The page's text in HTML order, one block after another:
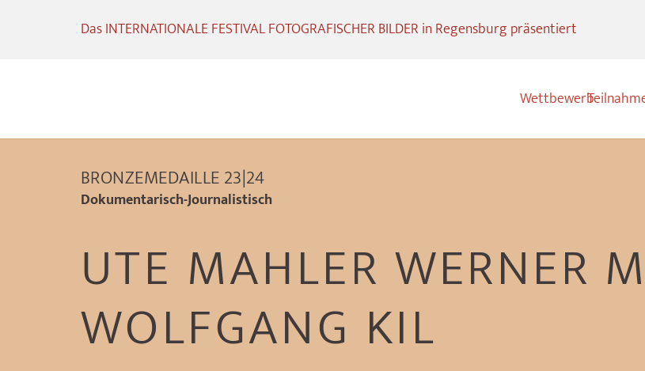
Das INTERNATIONALE FESTIVAL FOTOGRAFISCHER BILDER in Regensburg präsentiert
Wettbewerb
BRONZEMEDAILLE 23|24
Dokumentarisch-Journalistisch
UTE MAHLER WERNER
WOLFGANG KIL